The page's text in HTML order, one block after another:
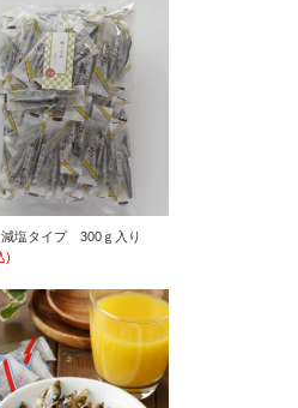
塩タイプ 300ｇ入り
)